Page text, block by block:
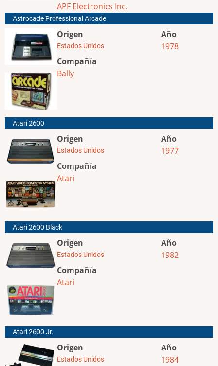
APF Electronics Inc.
Astrocade Professional Arcade
Origen
Estados Unidos
Compañía
Bally
Año
1978
Atari 2600
Origen
Estados Unidos
Compañía
Atari
Año
1977
Atari 2600 Black
Origen
Estados Unidos
Compañía
Atari
Año
1982
Atari 2600 Jr.
Origen
Estados Unidos
Año
1984